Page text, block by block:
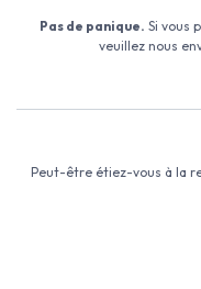
Pas de panique. Si vous
veuillez nous
Peut-être étiez-vous à la